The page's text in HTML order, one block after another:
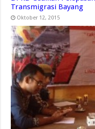
Transmigrasi Bayang
Oktober 12, 2015